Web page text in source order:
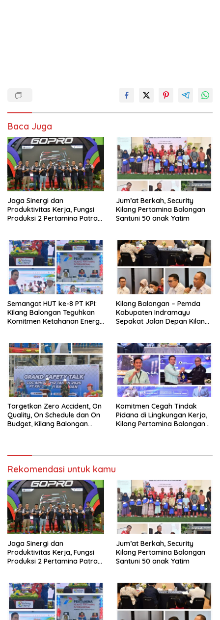
Baca Juga
Jaga Sinergi dan
Produktivitas Kerja, Fungsi
Produksi 2 Pertamina Patra
Jum’at Berkah, Security
Kilang Pertamina Balongan
Santuni 50 anak Yatim
Semangat HUT ke-8 PT KPI:
Kilang Balongan Teguhkan
Komitmen Ketahanan Energi
Yayasan Pendidikan
Kilang Balongan – Pemda
Kabupaten Indramayu
Sepakat Jalan Depan Kilang
Sukaurip-Sukareja
Targetkan Zero Accident, On
Quality, On Schedule dan On
Budget, Kilang Balongan
Komitmen Cegah Tindak
Pidana di Lingkungan Kerja,
Kilang Pertamina Balongan
Rekomendasi untuk kamu
Jaga Sinergi dan
Produktivitas Kerja, Fungsi
Produksi 2 Pertamina Patra
Jum’at Berkah, Security
Kilang Pertamina Balongan
Santuni 50 anak Yatim